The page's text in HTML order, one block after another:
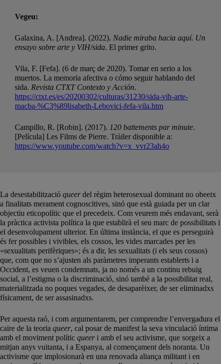
Vegeu:
Galaxina, A. [Andrea]. (2022). Nadie miraba hacia aquí. Un
ensayo sobre arte y VIH/sida. El primer grito.
Vila, F. [Fefa]. (6 de març de 2020). Tomar en serio a los
muertos. La memoria afectiva o cómo seguir hablando del
sida. Revista CTXT Contexto y Acción.
https://ctxt.es/es/20200302/culturas/31230/sida-vih-arte-
macba-%C3%89lisabeth-Lebovici-fefa-vila.htm
Campillo, R. [Robin]. (2017). 120 battements par minute.
[Película] Les Films de Pierre. Tràiler disponible a:
https://www.youtube.com/watch?v=x_vvr23ah4o
La desestabilització queerdel règim heterosexual dominant no obeeix
a finalitats merament cognoscitives, sinó que està guiada per un clar
objectiu eticopolític que el precedeix. Com veurem més endavant, serà
la pràctica activista política la que establirà el seu marc de possibilitats i
el desenvolupament ulterior. En última instància, el que es perseguirà
és fer possibles i vivibles, els cossos, les vides marcades per les
«sexualitats perifèriques»; és a dir, les sexualitats (i els seus cossos)
que, com que no s’ajusten als paràmetres imperants establerts i a
Occident, es veuen condemnats, ja no només a un continu rebuig
social, a l’estigma o la discriminació, sinó també a la possibilitat real,
materialitzada no poques vegades, de desaparèixer, de ser eliminadxs
físicament, de ser assasinadxs.
Per aquesta raó, i com argumentarem, per comprendre l’envergadura el
caire de la teoria queer, cal posar de manifest la seva vinculació íntima
amb el moviment polític queeri amb el seu activisme, que sorgeix a
mitjan anys vuitanta, i a Espanya, al començament dels noranta. Un
activisme que implosionarà en una renovada aliança militant i en